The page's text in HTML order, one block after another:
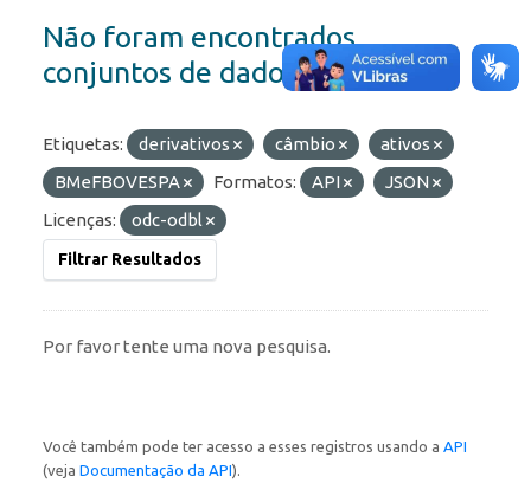
Não foram encontrados
conjuntos de dados
Etiquetas: derivativos câmbio
ativos
BMeFBOVESPA
Formatos: API
JSON
Licenças:
odc-odbl
Filtrar Resultados
Por favor tente uma nova pesquisa.
Você também pode ter acesso a esses registros usando a API
(veja Documentação da API).